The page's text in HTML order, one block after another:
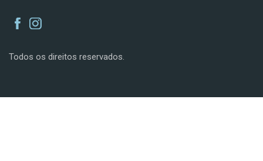
Todos os direitos reservados.